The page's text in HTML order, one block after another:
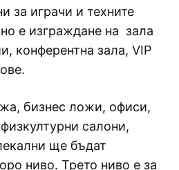
за играчи и техните
е изграждане на зала
конферентна зала, VIP
бизнес ложи, офиси,
салони,
ще бъдат
ниво. Трето ниво е за